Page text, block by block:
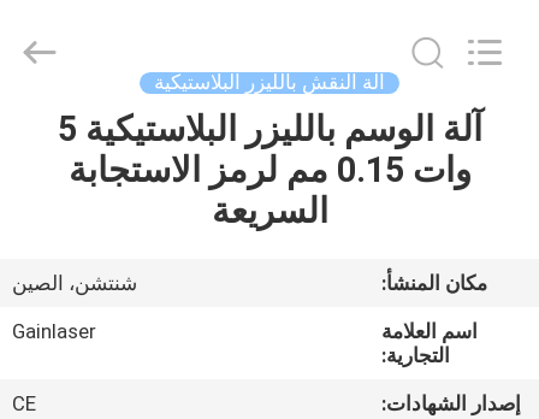
الصفحة
الرئيسية
معلومات
Technology
آلة النقش بالليزر البلاستيكية
آلة الوسم بالليزر البلاستيكية 5
وات 0.15 مم لرمز الاستجابة
السريعة
مكان المنشأ:
شنتشن، الصين
اسم العلامة
التجارية:
Gainlaser
إصدار الشهادات:
CE